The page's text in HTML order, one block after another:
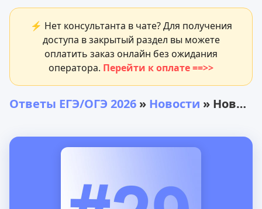
⚡ Нет консультанта в чате? Для получения
доступа в закрытый раздел вы можете
оплатить заказ онлайн без ожидания
оператора. Перейти к оплате ==>>
Ответы ЕГЭ/ОГЭ 2026 » Новости » Новости от 10 мая